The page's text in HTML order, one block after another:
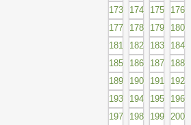
173
174 175
176
177
178 179
180
181
182 183
184
185
186 187
188
189
190 191
192
193
194 195
196
197
198 199
200